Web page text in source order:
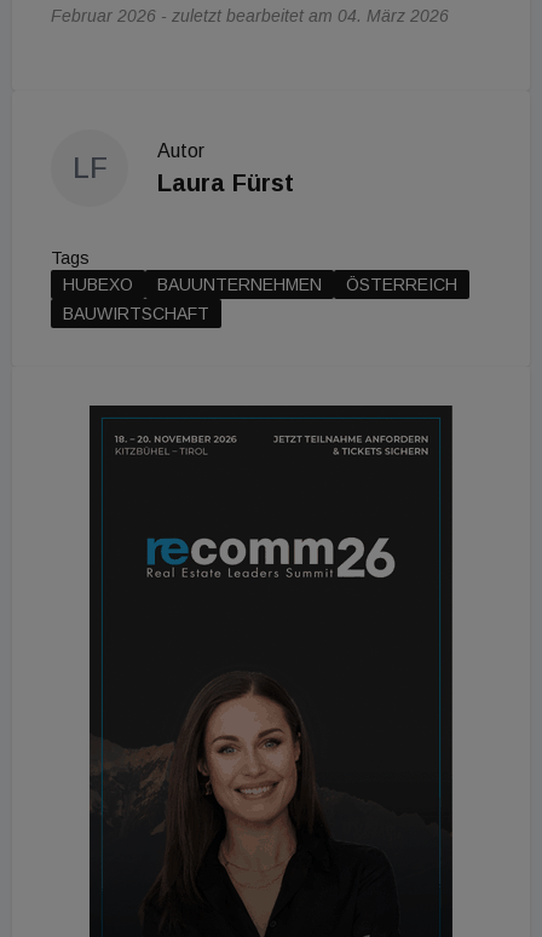
Februar 2026 - zuletzt bearbeitet am 04. März 2026
LF
Autor
Laura Fürst
Tags
HUBEXO
BAUUNTERNEHMEN
ÖSTERREICH
BAUWIRTSCHAFT